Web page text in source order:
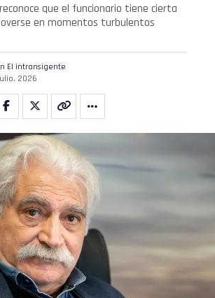
que el funcionario tiene cierta
en momentos turbulentos
El intransigente
2026